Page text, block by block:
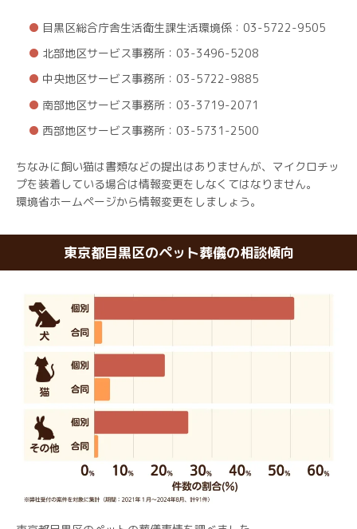
目黒区総合庁舎生活衛生課生活環境係：03-5722-9505
北部地区サービス事務所：03-3496-5208
中央地区サービス事務所：03-5722-9885
南部地区サービス事務所：03-3719-2071
西部地区サービス事務所：03-5731-2500
ちなみに飼い猫は書類などの提出はありませんが、マイクロチッ
プを装着している場合は情報変更をしなくてはなりません。
環境省ホームページから情報変更をしましょう。
東京都目黒区のペット葬儀の相談傾向